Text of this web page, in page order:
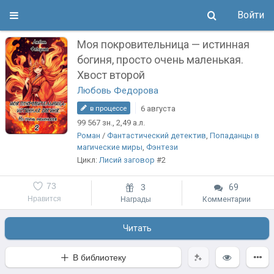
Войти
Моя покровительница — истинная
богиня, просто очень маленькая.
Хвост второй
Любовь Федорова
в процессе
6 августа
99 567 зн., 2,49 а.л.
Роман /Фантастический детектив,Попаданцы в
магические миры,Фэнтези
Цикл:Лисий заговор #2
Нравится
73 3
Награды
69
Комментарии
Читать
В библиотеку